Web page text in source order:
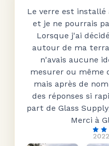
Le verre est
et je ne pourrais
Lorsque j'ai
autour de ma
n'avais aucune
mesurer ou même
mais après de
des réponses si
part de Glass
Merci à